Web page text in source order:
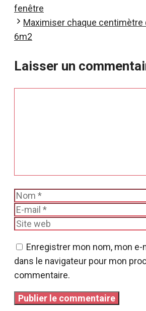
fenêtre
Maximiser chaque centimètre
6m2
Laisser un
Nom
Enregistrer mon nom, mon
dans le navigateur pour mon
commentaire.